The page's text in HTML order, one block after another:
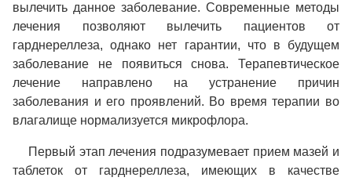
вылечить данное заболевание. Современные методы
лечения позволяют вылечить пациентов от
гарднереллеза, однако нет гарантии, что в будущем
заболевание не появиться снова. Терапевтическое
лечение направлено на устранение причин
заболевания и его проявлений. Во время терапии во
влагалище нормализуется микрофлора.
Первый этап лечения подразумевает прием мазей и
таблеток от гарднереллеза, имеющих в качестве